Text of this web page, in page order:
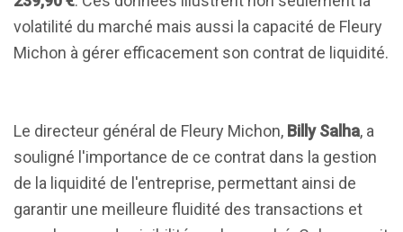
volatilité du marché mais aussi la capacité de Fleury
Michon à gérer efficacement son contrat de liquidité.
Le directeur général de Fleury Michon, Billy Salha, a
souligné l'importance de ce contrat dans la gestion
de la liquidité de l'entreprise, permettant ainsi de
garantir une meilleure fluidité des transactions et